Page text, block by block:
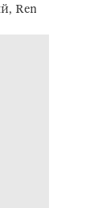
clear